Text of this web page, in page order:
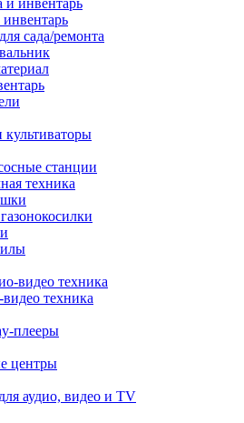
сада/ремонта
станции
техника
техника
плееры
центры
аудио, видео и TV